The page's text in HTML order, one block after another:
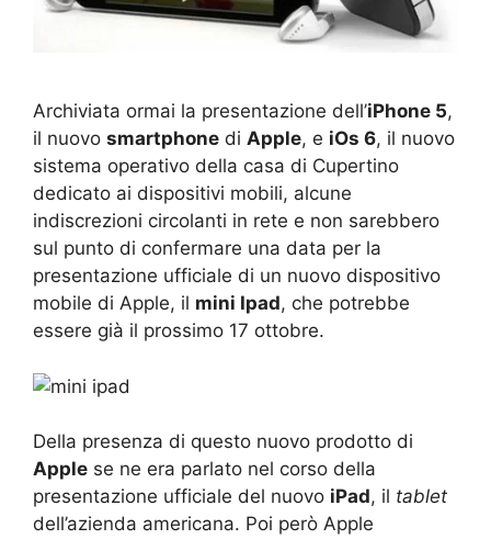
Archiviata ormai la presentazione dell’iPhone 5,
il nuovo smartphone di Apple, e iOs 6, il nuovo
sistema operativo della casa di Cupertino
dedicato ai dispositivi mobili, alcune
indiscrezioni circolanti in rete e non sarebbero
sul punto di confermare una data per la
presentazione ufficiale di un nuovo dispositivo
mobile di Apple, il mini Ipad, che potrebbe
essere già il prossimo 17 ottobre.
Della presenza di questo nuovo prodotto di
Apple se ne era parlato nel corso della
presentazione ufficiale del nuovo iPad, il tablet
dell’azienda americana. Poi però Apple